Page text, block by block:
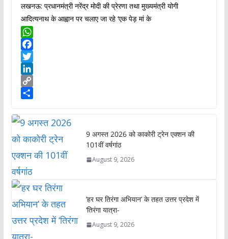
लखनऊ: प्रधानमंत्री नरेंद्र मोदी की प्रेरणा तथा मुख्यमंत्री योगी
आदित्यनाथ के आह्वान पर चलाए जा रहे ‘एक पेड़ मां के
W
h
a
t
s
p
p
F
a
c
e
o
o
k
T
w
i
t
e
r
L
i
k
e
d
I
n
C
p
y
L
i
n
k
h
a
r
e
9 अगस्त 2026 को काकोरी ट्रेन एक्शन की
101वीं वर्षगांठ
August 9, 2026
‘हर घर तिरंगा अभियान’ के तहत उत्तर प्रदेश में
‘तिरंगा यात्रा-
August 9, 2026